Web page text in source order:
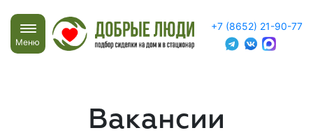
Меню
+7 (8652) 21-90-77
Вакансии